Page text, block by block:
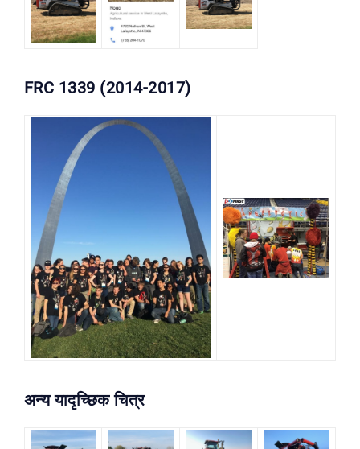
FRC 1339 (2014-2017)
अन्य यादृच्छिक चित्र